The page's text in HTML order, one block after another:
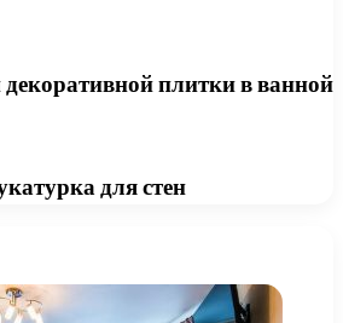
плитки в ванной
для стен